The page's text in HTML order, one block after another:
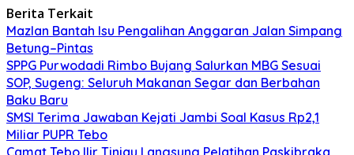
Berita Terkait
Mazlan Bantah Isu Pengalihan Anggaran Jalan Simpang
Betung–Pintas
SPPG Purwodadi Rimbo Bujang Salurkan MBG Sesuai
SOP, Sugeng: Seluruh Makanan Segar dan Berbahan
Baku Baru
SMSI Terima Jawaban Kejati Jambi Soal Kasus Rp2,1
Miliar PUPR Tebo
Camat Tebo Ilir Tinjau Langsung Pelatihan Paskibraka,